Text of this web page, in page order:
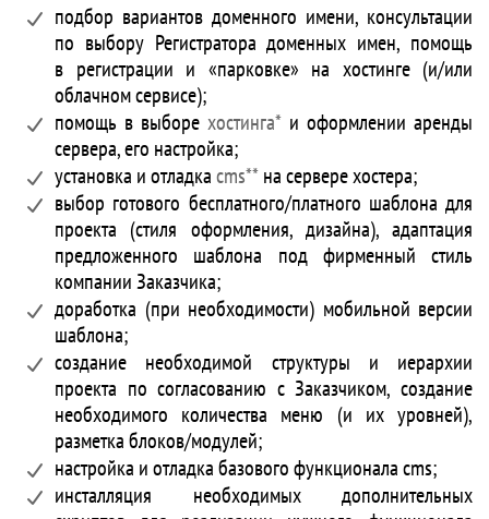
подбор вариантов доменного имени, консультации
по выбору Регистратора доменных имен, помощь
в регистрации и «парковке» на хостинге (и/или
облачном сервисе);
помощь в выборе хостинга* и оформлении аренды
сервера, его настройка;
установка и отладкаcms**на сервере хостера;
выбор готового бесплатного/платного шаблона для
проекта (стиля оформления, дизайна), адаптация
предложенного шаблона под фирменный стиль
компании Заказчика;
доработка (при необходимости) мобильной версии
шаблона;
создание необходимой структуры и иерархии
проекта по согласованию с Заказчиком, создание
необходимого количества меню (и их уровней),
разметка блоков/модулей;
настройка и отладка базового функционала cms;
инсталляция необходимых дополнительных